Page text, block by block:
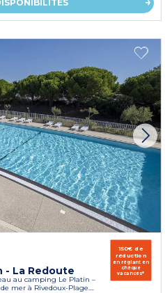
- La Redoute
au camping Le Platin –
mer à Rivedoux-Plage....
150€ de
réduction
en réglant en
chèque
vacances*